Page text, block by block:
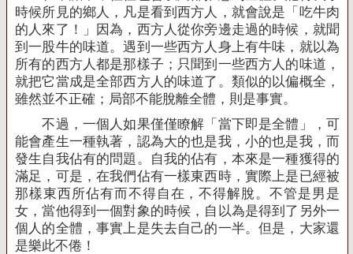
時候所見的鄉人，凡是看到西方人，就會說是「吃牛肉
的人來了！」因為，西方人從你旁邊走過的時候，就聞
到一股牛的味道。遇到一些西方人身上有牛味，就以為
所有的西方人都是那樣子；只聞到一些西方人的味道，
就把它當成是全部西方人的味道了。類似的以偏概全，
雖然並不正確；局部不能脫離全體，則是事實。
不過，一個人如果僅僅瞭解「當下即是全體」，可
能會產生一種執著，認為大的也是我，小的也是我，而
發生自我佔有的問題。自我的佔有，本來是一種獲得的
滿足，可是，在我們佔有一樣東西時，實際上是已經被
那樣東西所佔有而不得自在，不得解脫。不管是男是
女，當他得到一個對象的時候，自以為是得到了另外一
個人的全體，事實上是失去自己的一半。但是，大家還
是樂此不倦！